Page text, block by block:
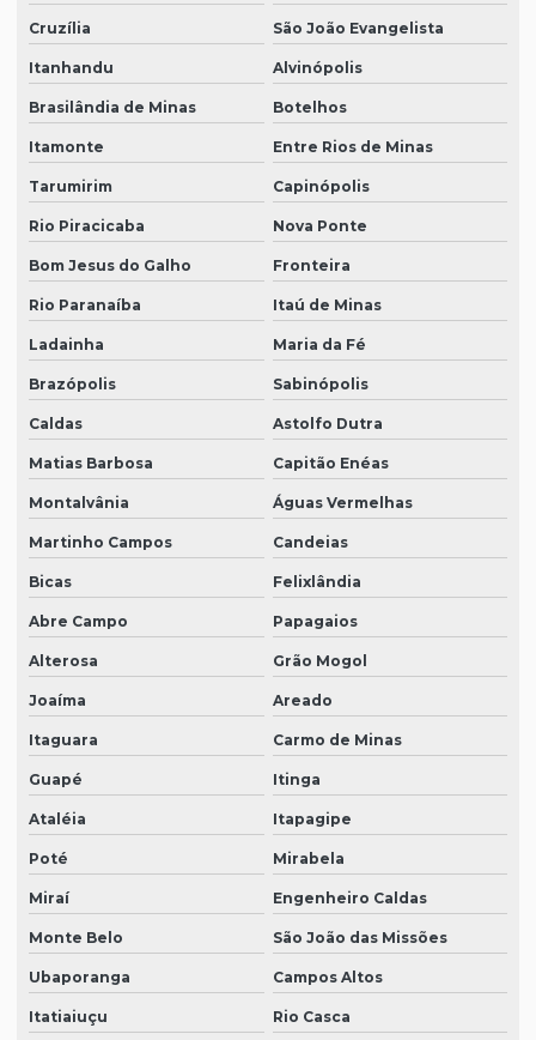
Cruzília São João Evangelista
Itanhandu Alvinópolis
Brasilândia de Minas Botelhos
Itamonte Entre Rios de Minas
Tarumirim Capinópolis
Rio Piracicaba Nova Ponte
Bom Jesus do Galho Fronteira
Rio Paranaíba Itaú de Minas
Ladainha Maria da Fé
Brazópolis Sabinópolis
Caldas Astolfo Dutra
Matias Barbosa Capitão Enéas
Montalvânia Águas Vermelhas
Martinho Campos Candeias
Bicas Felixlândia
Abre Campo Papagaios
Alterosa Grão Mogol
Joaíma Areado
Itaguara Carmo de Minas
Guapé Itinga
Ataléia Itapagipe
Poté Mirabela
Miraí Engenheiro Caldas
Monte Belo São João das Missões
Ubaporanga Campos Altos
Itatiaiuçu Rio Casca